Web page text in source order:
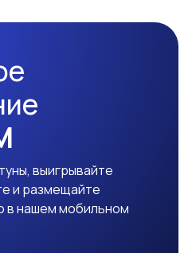
выигрывайте
и размещайте
в нашем мобильном